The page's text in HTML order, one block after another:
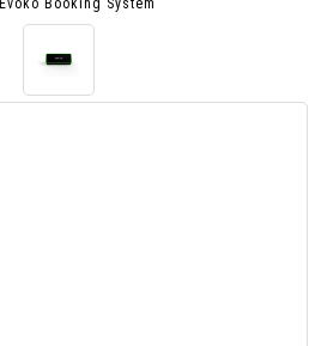
Evoko Booking System